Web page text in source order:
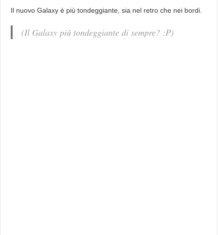
Il nuovo Galaxy è più tondeggiante, sia nel retro che nei bordi.
(Il Galaxy più tondeggiante di sempre? :P)